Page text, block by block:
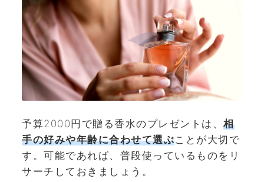
予算2000円で贈る香水のプレゼントは、 相
手の好みや年齢に合わせて選ぶことが大切で
す。可能であれば、普段使っているものをリ
サーチしておきましょう。